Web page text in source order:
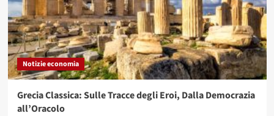
Notizie economia
Grecia Classica: Sulle Tracce degli Eroi, Dalla Democrazia
all’Oracolo